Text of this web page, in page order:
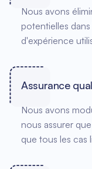
Nous avons
potentielles
d'expérience
Assurance
Nous avons
nous assurer
que tous les cas